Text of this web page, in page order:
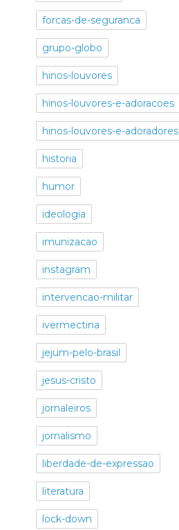
forcas-de-seguranca
grupo-globo
hinos-louvores
hinos-louvores-e-adoracoes
hinos-louvores-e-adoradores
historia
humor
ideologia
imunizacao
instagram
intervencao-militar
ivermectina
jejum-pelo-brasil
jesus-cristo
jornaleiros
jornalismo
liberdade-de-expressao
literatura
lock-down